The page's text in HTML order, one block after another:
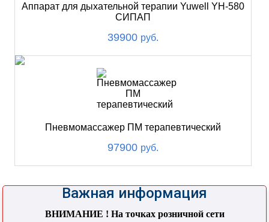
Аппарат для дыхательной терапии Yuwell YH-580
СИПАП
39900 руб.
Пневмомассажер ПМ терапевтический
97900 руб.
Важная информация
ВНИМАНИЕ ! На точках розничной сети